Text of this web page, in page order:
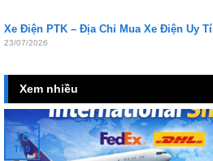
Xe Điện PTK – Địa Chỉ Mua Xe Điện Uy
23/07/2026
Xem nhiều
16
Th9